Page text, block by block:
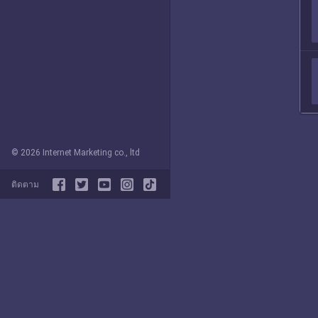
© 2026 Internet Marketing co., ltd
ติดตาม